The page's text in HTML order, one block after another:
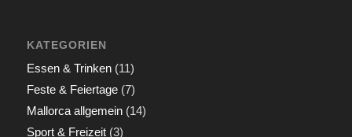
KATEGORIEN
Essen & Trinken(11)
Feste & Feiertage(7)
Mallorca allgemein(14)
Sport & Freizeit(3)